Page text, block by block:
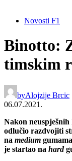
Novosti F1
Binotto:
timskim
byAlojzije Brcic
06.07.2021.
Nakon
odlučio razdvojiti
na medium
je startao na hard